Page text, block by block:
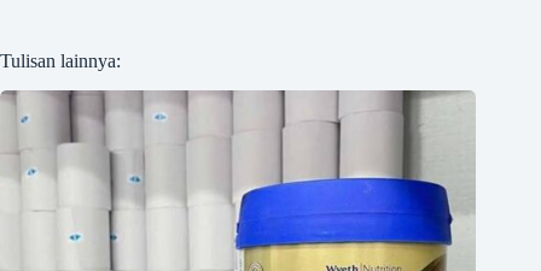
Tulisan lainnya: